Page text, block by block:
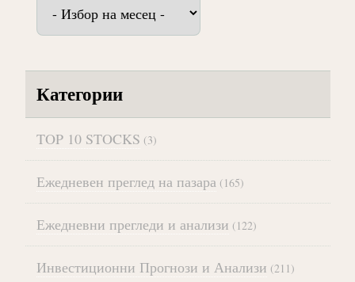
Категории
TOP 10 STOCKS (3)
Ежедневен преглед на пазара (165)
Ежедневни прегледи и анализи (122)
Инвестиционни Прогнози и Анализи (211)